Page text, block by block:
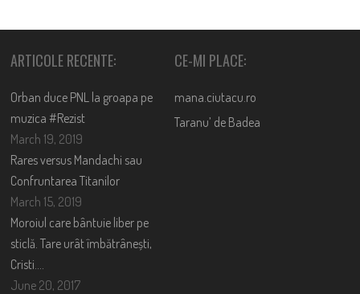
ARTICOLE RECENTE:
Orban duce PNL la groapa pe
muzica #Rezist
March 19, 2019
Rares versus Mandachi sau
Confruntarea Titanilor
March 15, 2019
Moroiul care bântuie liber pe
sticlă. Tare urât îmbătrânești,
Cristi….
June 20, 2017
CE-MI PLACE:
mana.ciutacu.ro
Taranu’ de Badea